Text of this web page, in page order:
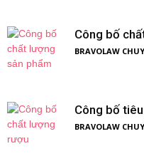
Công bố
BRAVOLAW
Công bố
BRAVOLAW